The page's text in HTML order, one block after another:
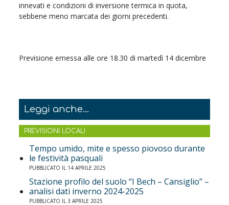
innevati e condizioni di inversione termica in quota,
sebbene meno marcata dei giorni precedenti.
Previsione emessa alle ore 18.30 di martedì 14 dicembre
Leggi anche...
PREVISIONI LOCALI
Tempo umido, mite e spesso piovoso durante
le festività pasquali
PUBBLICATO IL 14 APRILE 2025
Stazione profilo del suolo “I Bech – Cansiglio” –
analisi dati inverno 2024-2025
PUBBLICATO IL 3 APRILE 2025